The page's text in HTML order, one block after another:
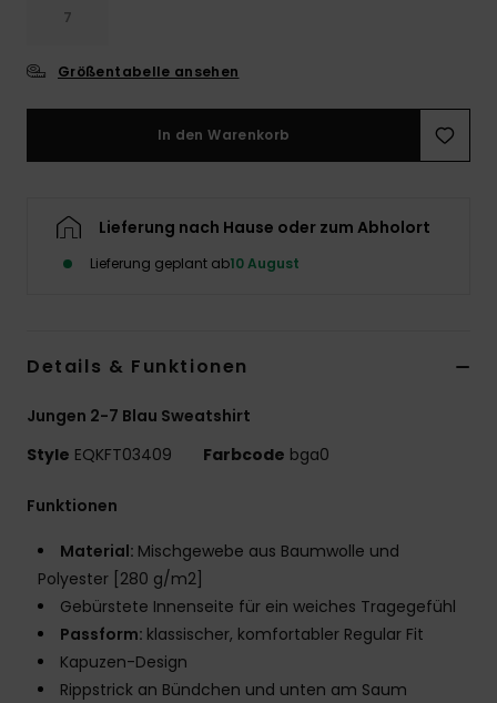
7
Größentabelle ansehen
In den Warenkorb
Lieferung nach Hause oder zum Abholort
Lieferung geplant ab10 August
Details & Funktionen
Jungen 2-7 Blau Sweatshirt
Style EQKFT03409 Farbcode bga0
Funktionen
Material: Mischgewebe aus Baumwolle und
Polyester [280 g/m2]
Gebürstete Innenseite für ein weiches Tragegefühl
Passform: klassischer, komfortabler Regular Fit
Kapuzen-Design
Rippstrick an Bündchen und unten am Saum